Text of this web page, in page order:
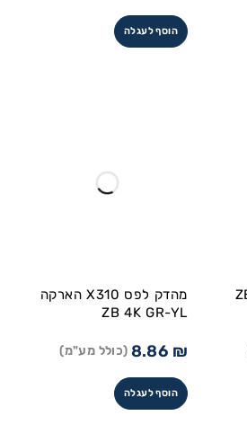
הוסף לעגלה
מהדק לפס X310 הארקה
ZB 4K GR-YL
8.86 ₪ (כולל מע"מ)
הוסף לעגלה